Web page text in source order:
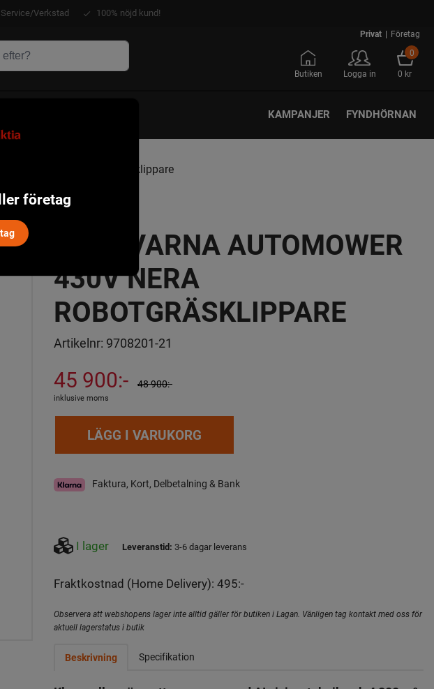
Service/Verkstad 100% nöjd kund!
Privat | Företag
Butiken Logga in
0
0 kr
KAMPANJER FYNDHÖRNAN
430V NERA Robotgräsklippare
HUSQVARNA AUTOMOWER
430V NERA
ROBOTGRÄSKLIPPARE
Artikelnr: 9708201-21
45 900:- 48 900:-
inklusive moms
LÄGG I VARUKORG
Faktura, Kort, Delbetalning & Bank
I lager Leveranstid: 3-6 dagar leverans
Fraktkostnad (Home Delivery): 495:-
Observera att webshopens lager inte alltid gäller för butiken i Lagan. Vänligen tag kontakt med oss för
aktuell lagerstatus i butik
Beskrivning Specifikation
företag